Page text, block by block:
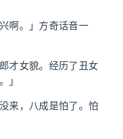
啊。」方奇话音一
才女貌。经历了丑女
」
来，八成是怕了。怕